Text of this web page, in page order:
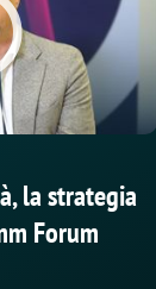
la strategia
Forum